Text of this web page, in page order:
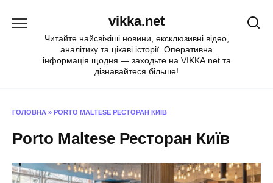
vikka.net
Читайте найсвіжіші новини, ексклюзивні відео,
аналітику та цікаві історії. Оперативна
інформація щодня — заходьте на VIKKA.net та
дізнавайтеся більше!
ГОЛОВНА » PORTO MALTESE РЕСТОРАН КИЇВ
Porto Maltese Ресторан Київ